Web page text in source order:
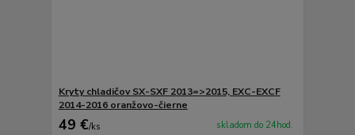
Kryty chladičov SX-SXF 2013=>2015, EXC-EXCF
2014-2016 oranžovo-čierne
49 €/ks skladom do 24hod.